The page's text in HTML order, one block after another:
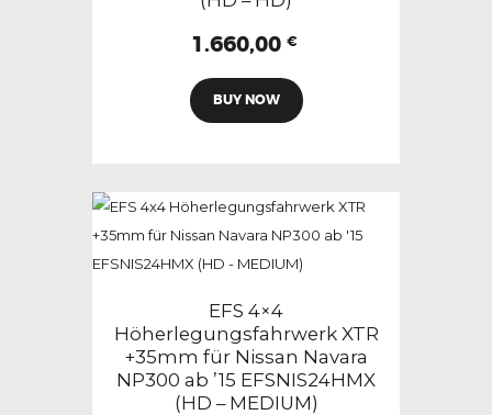
1.660,00 €
BUY NOW
EFS 4×4
Höherlegungsfahrwerk XTR
+35mm für Nissan Navara
NP300 ab ’15 EFSNIS24HMX
(HD – MEDIUM)